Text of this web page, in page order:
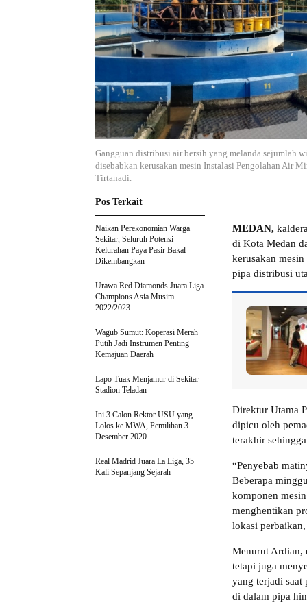
Gangguan distribusi air bersih yang melanda sejumlah
disebabkan kerusakan mesin Instalasi Pengolahan Air
Tirtanadi.
MEDAN,
di Kota Medan
kerusakan
pipa distribusi
Direktur Utama
dipicu oleh
terakhir
“Penyebab
Beberapa
komponen
menghentikan
lokasi
Menurut Ardian,
tetapi juga
yang terjadi saat
di dalam pipa
Pos Terkait
Naikan Perekonomian Warga
Sekitar, Seluruh Potensi
Kelurahan Paya Pasir Bakal
Dikembangkan
Urawa Red Diamonds Juara Liga
Champions Asia Musim
2022/2023
Wagub Sumut: Koperasi Merah
Putih Jadi Instrumen Penting
Kemajuan Daerah
Lapo Tuak Menjamur di Sekitar
Stadion Teladan
Ini 3 Calon Rektor USU yang
Lolos ke MWA, Pemilihan 3
Desember 2020
Real Madrid Juara La Liga, 35
Kali Sepanjang Sejarah